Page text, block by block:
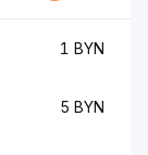
1 BYN
5 BYN